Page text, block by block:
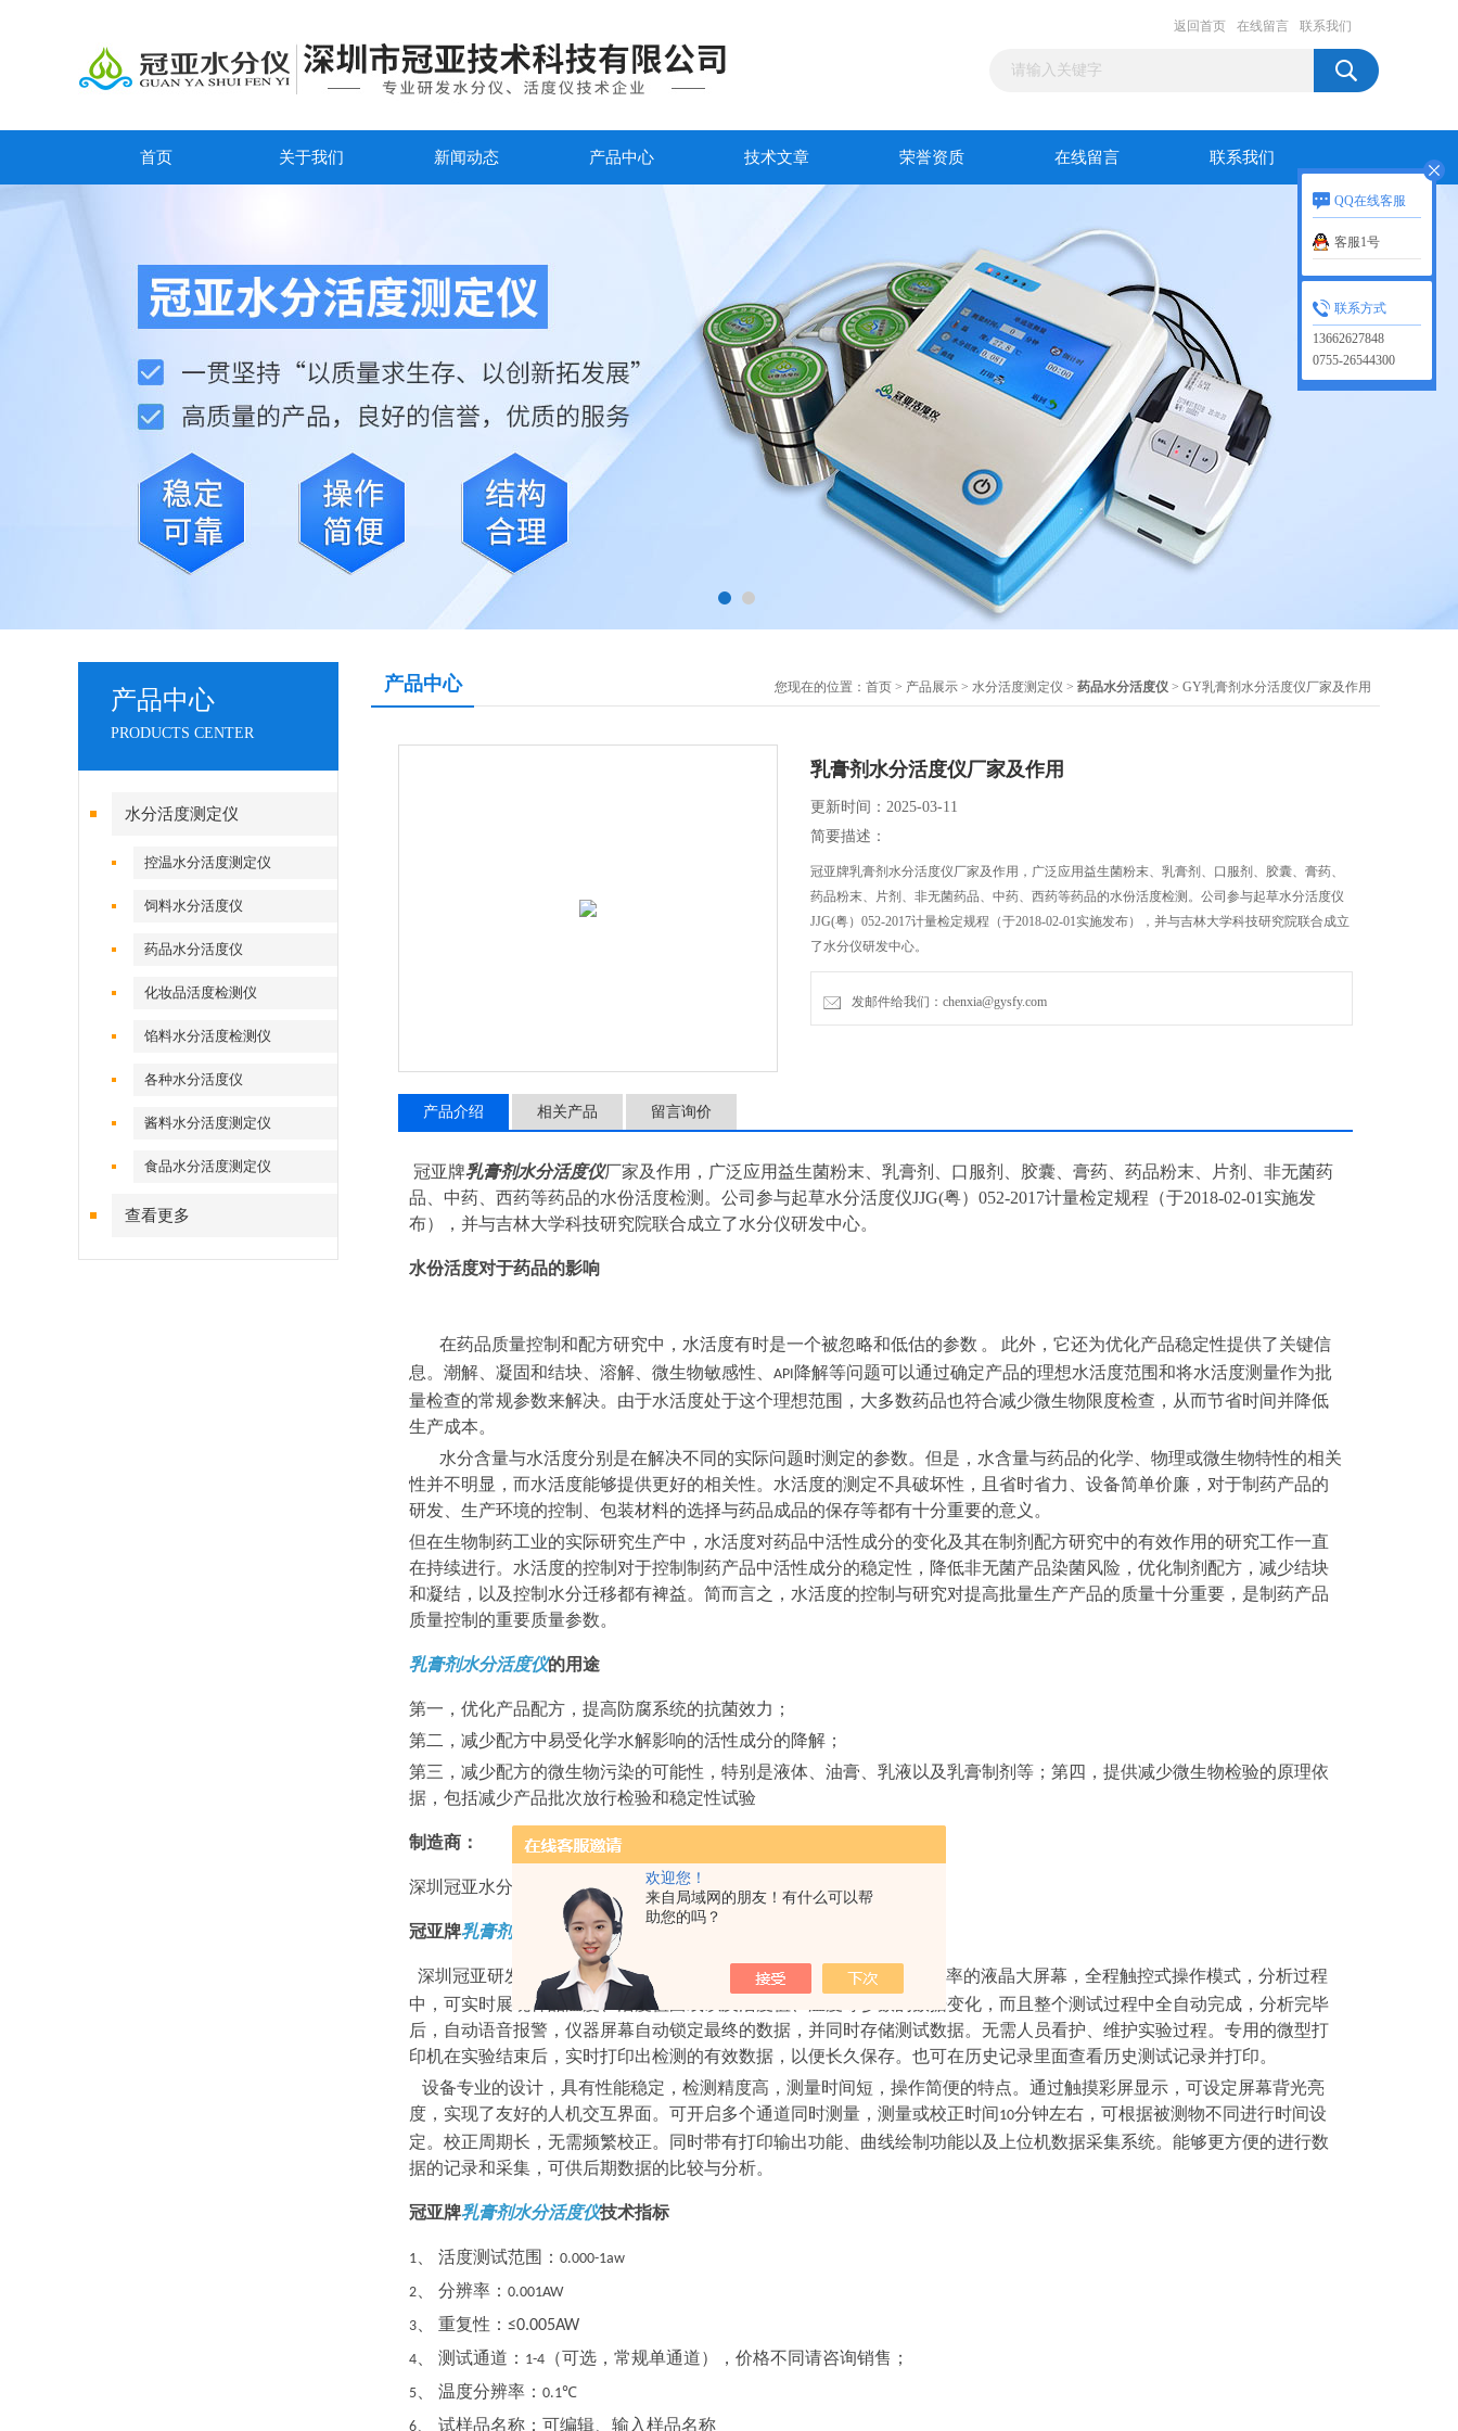
欢迎您！
来自局域网的朋友！有什么可以帮
助您的吗？
返回首页 在线留言 联系我们
首页 关于我们 新闻动态 产品中心 技术文章 荣誉资质 在线留言 联系我们
产品中心
PRODUCTS CENTER
水分活度测定仪
控温水分活度测定仪
饲料水分活度仪
药品水分活度仪
化妆品活度检测仪
馅料水分活度检测仪
各种水分活度仪
酱料水分活度测定仪
食品水分活度测定仪
查看更多
产品中心 您现在的位置： 首页 > 产品展示 > 水分活度测定仪 > 药品水分活度仪 > GY乳膏剂水分活度仪厂家及作用
乳膏剂水分活度仪厂家及作用
更新时间：2025-03-11
简要描述：
冠亚牌乳膏剂水分活度仪厂家及作用，广泛应用益生菌粉末、乳膏剂、口服剂、胶囊、膏药、
药品粉末、片剂、非无菌药品、中药、西药等药品的水份活度检测。公司参与起草水分活度仪
JJG(粤）052-2017计量检定规程（于2018-02-01实施发布），并与吉林大学科技研究院联合成立
了水分仪研发中心。
发邮件给我们：chenxia@gysfy.com
产品介绍 相关产品 留言询价
冠亚牌乳膏剂水分活度仪厂家及作用，广泛应用益生菌粉末、乳膏剂、口服剂、胶囊、膏药、药品粉末、片剂、非无菌药
品、中药、西药等药品的水份活度检测。公司参与起草水分活度仪JJG(粤）052-2017计量检定规程（于2018-02-01实施发
布），并与吉林大学科技研究院联合成立了水分仪研发中心。
水份活度对于药品的影响
在药品质量控制和配方研究中，水活度有时是一个被忽略和低估的参数 。
此外，它还为优化产品稳定性提供了关键信
息。潮解、凝固和结块、溶解、微生物敏感性、 API 降解等问题可以通过确定产品的理想水活度范围和将水活度测量作为批
量检查的常规参数来解决。由于水活度处于这个理想范围，大多数药品也符合减少微生物限度检查，从而节省时间并降低
生产成本。
水分含量与水活度分别是在解决不同的实际问题时测定的参数。但是，水含量与药品的化学、物理或微生物特性的相关
性并不明显，而水活度能够提供更好的相关性。水活度的测定不具破坏性，且省时省力、设备简单价廉，对于制药产品的
研发、生产环境的控制、包装材料的选择与药品成品的保存等都有十分重要的意义。
但在生物制药工业的实际研究生产中，水活度对药品中活性成分的变化及其在制剂配方研究中的有效作用的研究工作一直
在持续进行。水活度的控制对于控制制药产品中活性成分的稳定性，降低非无菌产品染菌风险，优化制剂配方，减少结块
和凝结，以及控制水分迁移都有裨益。简而言之，水活度的控制与研究对提高批量生产产品的质量十分重要，是制药产品
质量控制的重要质量参数。
乳膏剂水分活度仪的用途
第一，优化产品配方，提高防腐系统的抗菌效力；
第二，减少配方中易受化学水解影响的活性成分的降解；
第三，减少配方的微生物污染的可能性，特别是液体、油膏、乳液以及乳膏制剂等；第四，提供减少微生物检验的原理依
据，包括减少产品批次放行检验和稳定性试验
制造商：
深圳冠亚水分仪科技有限公司
冠亚牌乳膏剂水分活度仪产品介绍：
深圳冠亚研发的水分活度仪，采用多种分析测试模式，采用7寸高分辨率的液晶大屏幕，全程触控式操作模式，分析过程
中，可实时展现样品温度、活度值曲线以及活度值、温度等参数的数据变化，而且整个测试过程中全自动完成，分析完毕
后，自动语音报警，仪器屏幕自动锁定最终的数据，并同时存储测试数据。无需人员看护、维护实验过程。专用的微型打
印机在实验结束后，实时打印出检测的有效数据，以便长久保存。也可在历史记录里面查看历史测试记录并打印。
设备专业的设计，具有性能稳定，检测精度高，测量时间短，操作简便的特点。通过触摸彩屏显示，可设定屏幕背光亮
度，实现了友好的人机交互界面。可开启多个通道同时测量，测量或校正时间 10分钟左右，可根据被测物不同进行时间设
定。校正周期长，无需频繁校正。同时带有打印输出功能、曲线绘制功能以及上位机数据采集系统。能够更方便的进行数
据的记录和采集，可供后期数据的比较与分析。
冠亚牌乳膏剂水分活度仪技术指标
1 活度测试范围： 0.000-1aw
2 分辨率： 0.001AW
3 重复性： ≤0.005AW
4 测试通道： 1-4 （可选，常规单通道），价格不同请咨询销售；
5 温度分辨率： 0.1℃
6 试样品名称：可编辑、输入样品名称
QQ在线客服
客服1号
联系方式
13662627848
0755-26544300